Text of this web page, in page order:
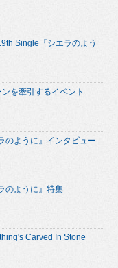
Single『シエラのよう
を牽引するイベント
のように』インタビュー
のように』特集
Carved In Stone